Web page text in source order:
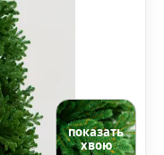
показать
хвою